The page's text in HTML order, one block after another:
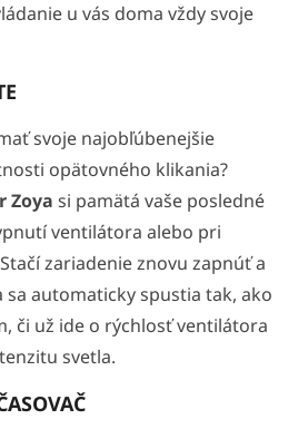
u vás doma vždy svoje
svoje najobľúbenejšie
opätovného klikania?
Zoya si pamätá vaše posledné
ventilátora alebo pri
zariadenie znovu zapnúť a
sa automaticky spustia tak, ako
či už ide o rýchlosť ventilátora
svetla.